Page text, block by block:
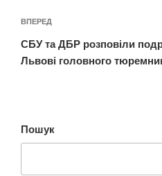
Наступний
запис
ВПЕРЕД
СБУ та ДБР розповіли
Львові головного
Пошук